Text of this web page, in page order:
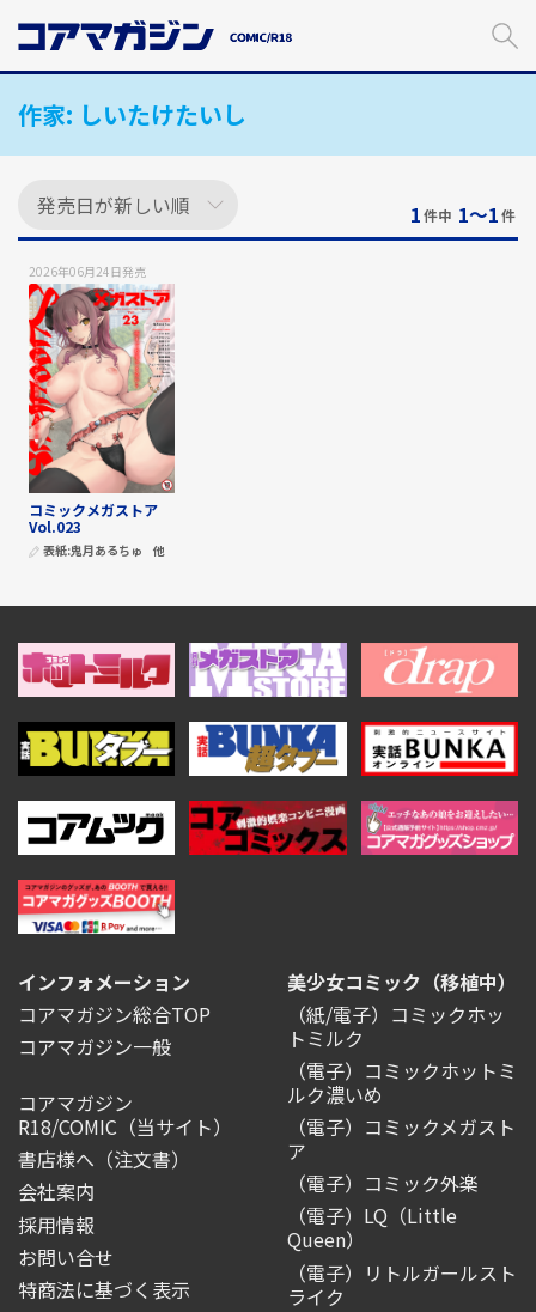
ン
作家: しいたけたいし
1件中 1〜1件
2026年06月24日発売
コミックメガストア
Vol.023
表紙:鬼月あるちゅ 他
インフォメーション
コアマガジン総合TOP
コアマガジン一般
コアマガジン
R18/COMIC （当サイト）
書店様へ（注文書）
会社案内
採用情報
お問い合せ
特商法に基づく表示
美少女コミック（移植中）
（紙/電子）コミックホッ
トミルク
（電子）コミックホットミ
ルク濃いめ
（電子）コミックメガスト
ア
（電子）コミック外楽
（電子）LQ（Little
Queen）
（電子）リトルガールスト
ライク